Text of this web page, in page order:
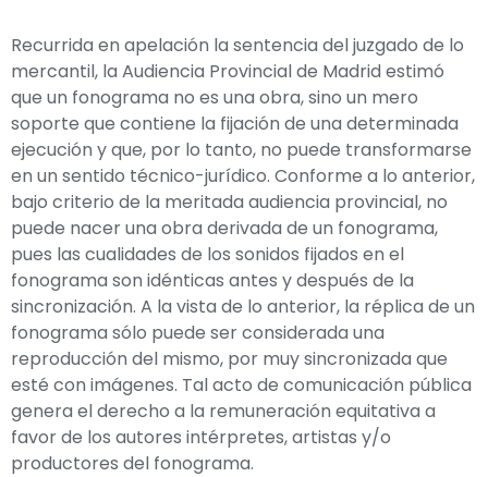
Recurrida en apelación la sentencia del juzgado de lo
mercantil, la Audiencia Provincial de Madrid estimó
que un fonograma no es una obra, sino un mero
soporte que contiene la fijación de una determinada
ejecución y que, por lo tanto, no puede transformarse
en un sentido técnico-jurídico. Conforme a lo anterior,
bajo criterio de la meritada audiencia provincial, no
puede nacer una obra derivada de un fonograma,
pues las cualidades de los sonidos fijados en el
fonograma son idénticas antes y después de la
sincronización. A la vista de lo anterior, la réplica de un
fonograma sólo puede ser considerada una
reproducción del mismo, por muy sincronizada que
esté con imágenes. Tal acto de comunicación pública
genera el derecho a la remuneración equitativa a
favor de los autores intérpretes, artistas y/o
productores del fonograma.